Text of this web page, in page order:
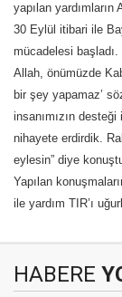
yapılan
30 Eylül itibari ile
mücadelesi başladı.
Allah, önümüzde
bir şey yapamaz’
insanımızın
nihayete erdirdik.
eylesin” diye
Yapılan
ile yardım TIR’ı
HABERE